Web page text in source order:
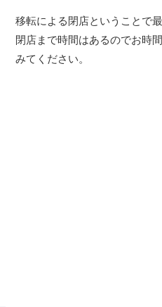
移転による閉店ということで
閉店まで時間はあるのでお時
みてください。